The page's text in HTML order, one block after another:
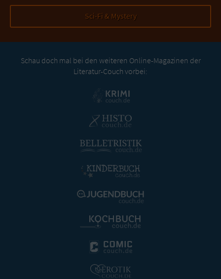
Sci-Fi & Mystery
Schau doch mal bei den weiteren Online-Magazinen der
Literatur-Couch vorbei: